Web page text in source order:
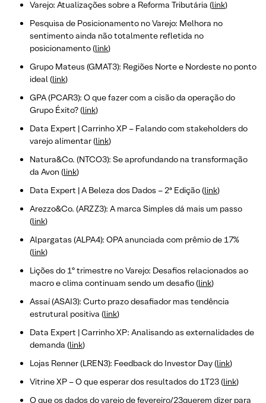
Varejo: Atualizações sobre a Reforma Tributária (link)
Pesquisa de Posicionamento no Varejo: Melhora no
sentimento ainda não totalmente refletida no
posicionamento (link)
Grupo Mateus (GMAT3): Regiões Norte e Nordeste no ponto
ideal (link)
GPA (PCAR3): O que fazer com a cisão da operação do
Grupo Éxito? (link)
Data Expert | Carrinho XP – Falando com stakeholders do
varejo alimentar (link)
Natura&Co. (NTCO3): Se aprofundando na transformação
da Avon (link)
Data Expert | A Beleza dos Dados – 2ª Edição (link)
Arezzo&Co. (ARZZ3): A marca Simples dá mais um passo
(link)
Alpargatas (ALPA4): OPA anunciada com prêmio de 17%
(link)
Lições do 1º trimestre no Varejo: Desafios relacionados ao
macro e clima continuam sendo um desafio (link)
Assaí (ASAI3): Curto prazo desafiador mas tendência
estrutural positiva (link)
Data Expert | Carrinho XP: Analisando as externalidades de
demanda (link)
Lojas Renner (LREN3): Feedback do Investor Day (link)
Vitrine XP – O que esperar dos resultados do 1T23 (link)
O que os dados do varejo de fevereiro/23querem dizer para